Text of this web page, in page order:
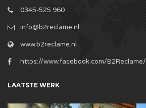
0345-525 960
info@b2reclame.nl
www.b2reclame.nl
https://www.facebook.com/B2Reclame/
LAATSTE WERK